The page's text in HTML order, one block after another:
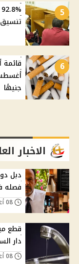
5
تنسيق الجامعات
6
جنيهًا
الاخبار
دبل
فصله
قطع
دار